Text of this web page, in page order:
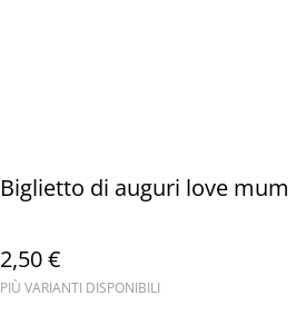
Biglietto di auguri love mum
2,50 €
PIÙ VARIANTI DISPONIBILI